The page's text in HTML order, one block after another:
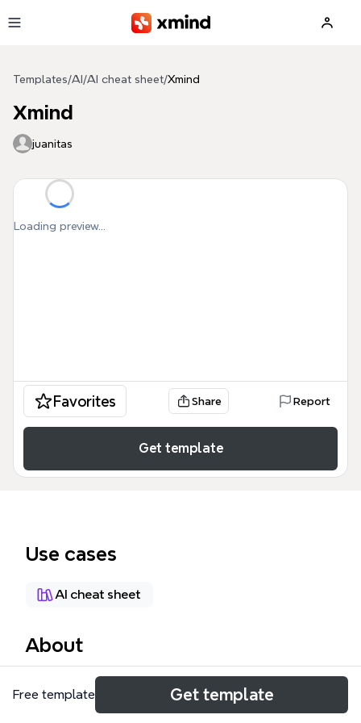
Templates/AI /AI cheat sheet/Xmind
Xmind
juanitas
Loading preview...
Favorites Share Report
Get template
Use cases
AI cheat sheet
About
Este mapa mental de Xmind sirve como una guía
técnica y funcional que detalla las capacidades
Free template Get template